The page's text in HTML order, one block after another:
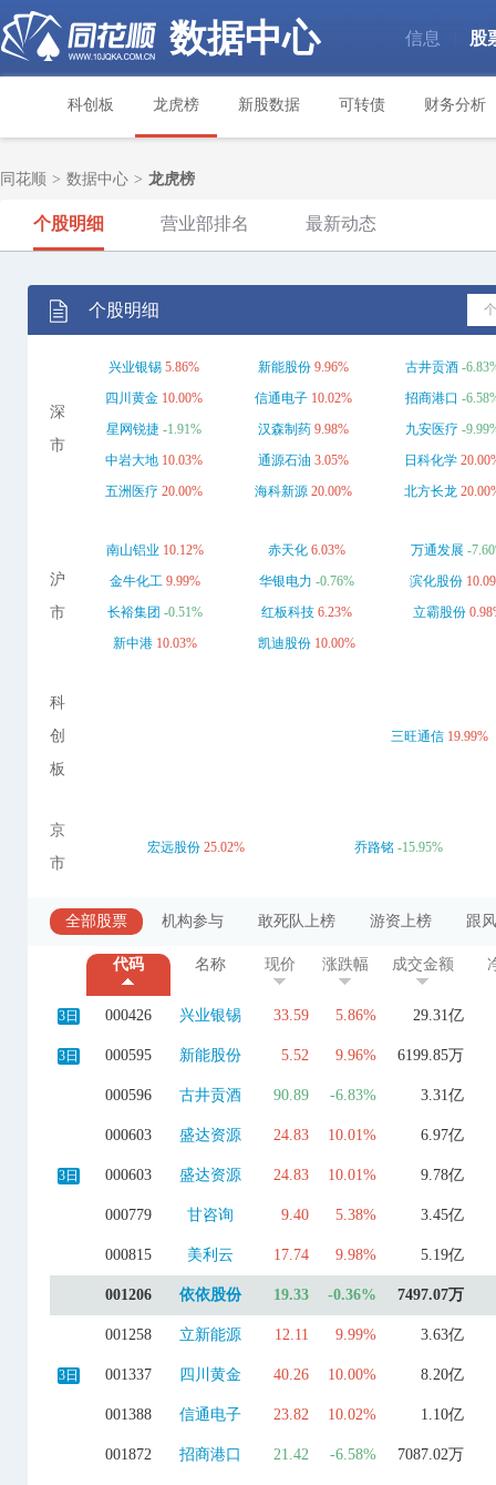
数据中心 信息 股
科创板 龙虎榜 新股数据 可转债 财务分析
同花顺 > 数据中心 > 龙虎榜
个股明细 营业部排名 最新动态
个股明细
深
市
兴业银锡 5.86% 新能股份 9.96% 古井贡酒 -
四川黄金 10.00% 信通电子 10.02% 招商港口 -
星网锐捷 -1.91% 汉森制药 9.98% 九安医疗 -
中岩大地 10.03% 通源石油 3.05% 日科化学
五洲医疗 20.00% 海科新源 20.00% 北方长龙
沪
市
南山铝业 10.12% 赤天化 6.03% 万通发展 -
金牛化工 9.99% 华银电力 -0.76% 滨化股份
长裕集团 -0.51% 红板科技 6.23% 立霸股份
新中港 10.03% 凯迪股份 10.00%
科
创
板
三旺通信 19.99%
京
市
宏远股份 25.02% 乔路铭 -15.95%
全部股票 机构参与 敢死队上榜 游资上榜 跟
代码 名称 现价 涨跌幅 成交金额
3日 000426 兴业银锡 33.59 5.86% 29.31亿
3日 000595 新能股份 5.52 9.96% 6199.85万
000596 古井贡酒 90.89 -6.83% 3.31亿
000603 盛达资源 24.83 10.01% 6.97亿
3日 000603 盛达资源 24.83 10.01% 9.78亿
000779 甘咨询 9.40 5.38% 3.45亿
000815 美利云 17.74 9.98% 5.19亿
001206 依依股份 19.33 -0.36% 7497.07万
001258 立新能源 12.11 9.99% 3.63亿
3日 001337 四川黄金 40.26 10.00% 8.20亿
001388 信通电子 23.82 10.02% 1.10亿
001872 招商港口 21.42 -6.58% 7087.02万